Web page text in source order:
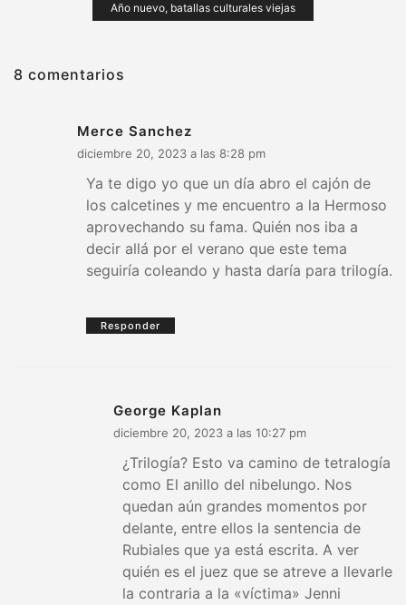
Año nuevo, batallas culturales viejas
8 comentarios
Merce Sanchez
diciembre 20, 2023 a las 8:28 pm
Ya te digo yo que un día abro el cajón de
los calcetines y me encuentro a la Hermoso
aprovechando su fama. Quién nos iba a
decir allá por el verano que este tema
seguiría coleando y hasta daría para trilogía.
Responder
George Kaplan
diciembre 20, 2023 a las 10:27 pm
¿Trilogía? Esto va camino de tetralogía
como El anillo del nibelungo. Nos
quedan aún grandes momentos por
delante, entre ellos la sentencia de
Rubiales que ya está escrita. A ver
quién es el juez que se atreve a llevarle
la contraria a la «víctima» Jenni